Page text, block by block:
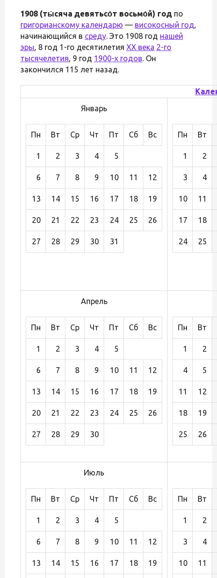
1908 (ты́сяча девятьсо́т восьмо́й) год по
григорианскому календарю — високосный год,
начинающийся в среду. Это 1908 год нашей
эры, 8 год 1-го десятилетия XX века 2-го
тысячелетия, 9 год 1900-х годов. Он
закончился 115 лет назад.
Январь
Пн Вт Ср Чт Пт Сб Вс
1 2 3 4 5
6 7 8 9 10 11 12
13 14 15 16 17 18 19
20 21 22 23 24 25 26
27 28 29 30 31
Пн Вт
1 2
3 4
10 11
17 18
24 25
Апрель
Пн Вт Ср Чт Пт Сб Вс
1 2 3 4 5
6 7 8 9 10 11 12
13 14 15 16 17 18 19
20 21 22 23 24 25 26
27 28 29 30
Пн Вт
1 2
4 5
11 12
18 19
25 26
Июль
Пн Вт Ср Чт Пт Сб Вс
1 2 3 4 5
6 7 8 9 10 11 12
13 14 15 16 17 18 19
Пн Вт
1 2
3 4
10 11